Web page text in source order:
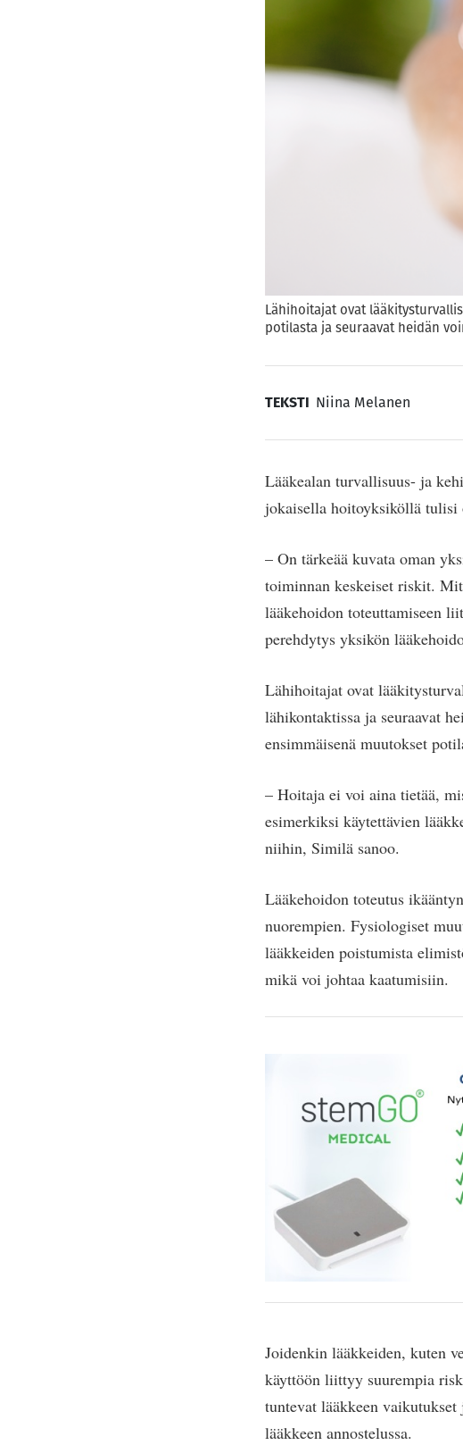
Lähihoitajat ovat
potilasta ja seuraavat heidän
TEKSTI Niina Melanen
Lääkealan turvallisuus- ja
jokaisella hoitoyksiköllä tulisi
– On tärkeää kuvata oman
toiminnan keskeiset riskit.
lääkehoidon toteuttamiseen
perehdytys yksikön
Lähihoitajat ovat
lähikontaktissa ja seuraavat
ensimmäisenä muutokset
– Hoitaja ei voi aina tietää,
esimerkiksi käytettävien
niihin, Similä sanoo.
Lääkehoidon toteutus
nuorempien. Fysiologiset
lääkkeiden poistumista
mikä voi johtaa kaatumisiin.
Joidenkin lääkkeiden, kuten
käyttöön liittyy suurempia
tuntevat lääkkeen
lääkkeen annostelussa.